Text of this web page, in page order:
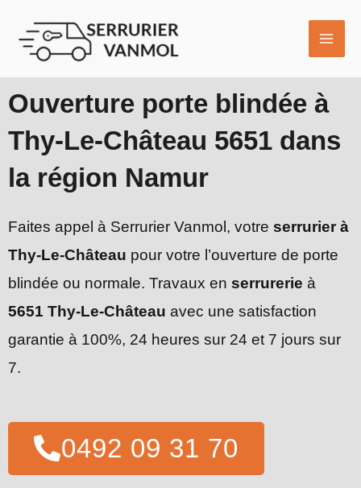
contenu
Ouverture porte blindée à
Thy-Le-Château 5651 dans
la région Namur
Faites appel à Serrurier Vanmol, votre serrurier à
Thy-Le-Château pour votre l’ouverture de porte
blindée ou normale. Travaux en serrurerie à
5651 Thy-Le-Château avec une satisfaction
garantie à 100%, 24 heures sur 24 et 7 jours sur
7.
0492 09 31 70